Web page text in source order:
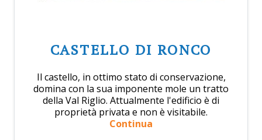
CASTELLO DI RONCO
Il castello, in ottimo stato di conservazione,
domina con la sua imponente mole un tratto
della Val Riglio. Attualmente l'edificio è di
proprietà privata e non è visitabile.
Continua